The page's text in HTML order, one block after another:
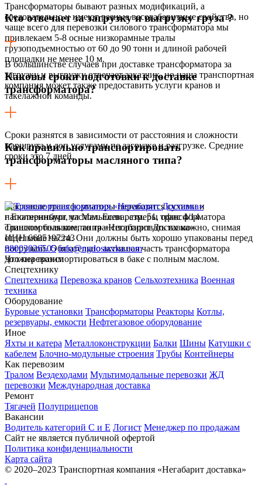
Трансформаторы бывают разных модификаций, а
следовательно и имеют разные весогабаритные свойства, но
чаще всего для перевозки силового трансформатора мы
привлекаем 5-8 осные низкорамные тралы
грузоподъемностью от 60 до 90 тонн и длиной рабочей
площадки не менее 10 м.
Кто отвечает за загрузку и выгрузку груза ?
В большинстве случаев при доставке трансформатора за
загрузку и выгрузку отвечает заказчик, но наша транспортная
компания может также предоставить услуги кранов и
такелажной команды.
Каковы сроки подготовки к доставке
трансформатора?
Сроки разнятся в зависимости от расстояния и сложности
маршрута и доп.услугами по загрузке и разгрузке. Средние
сроки это 7 дней.
Как правильно транспортировать
трансформаторы масляного типа?
Масляные трансформаторы перевозятся сухими и
наполненными маслом. Если размеры трансформатора
слишком большие, то транспортировать их можно, снимая
отдельные части. Они должны быть хорошо упакованы перед
погрузкой. Обязательно активная часть трансформатора
должна транспортироваться в баке с полным маслом.
г Екатеринбург, ул Малышева, стр. 51, офис 4/14
Транспортная компания «Негабарит Доставка»
ИНН 6685197243
88003026505 info@ngdostavka.com
Что перевозим
Спецтехнику
Спецтехника Перевозка кранов Сельхозтехника Военная
техника
Оборудование
Буровые установки Трансформаторы Реакторы Котлы,
резервуары, емкости Нефтегазовое оборудование
Иное
Яхты и катера Металлоконструкции Балки Шины Катушки с
кабелем Блочно-модульные строения Трубы Контейнеры
Как перевозим
Тралом Вездеходами Мультимодальные перевозки ЖД
перевозки Международная доставка
Ремонт
Тягачей Полуприцепов
Вакансии
Водитель категорий С и Е Логист Менеджер по продажам
Сайт не является публичной офертой
Политика конфиденциальности
Карта сайта
© 2020–2023 Транспортная компания «Негабарит доставка»